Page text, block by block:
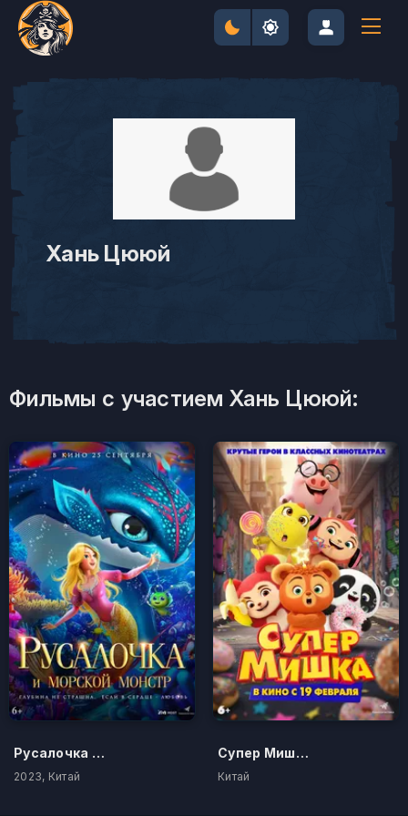
Хань Цююй
Фильмы с участием Хань Цююй:
Русалочка и морской монстр
2023, Китай
Супер Мишка
Китай